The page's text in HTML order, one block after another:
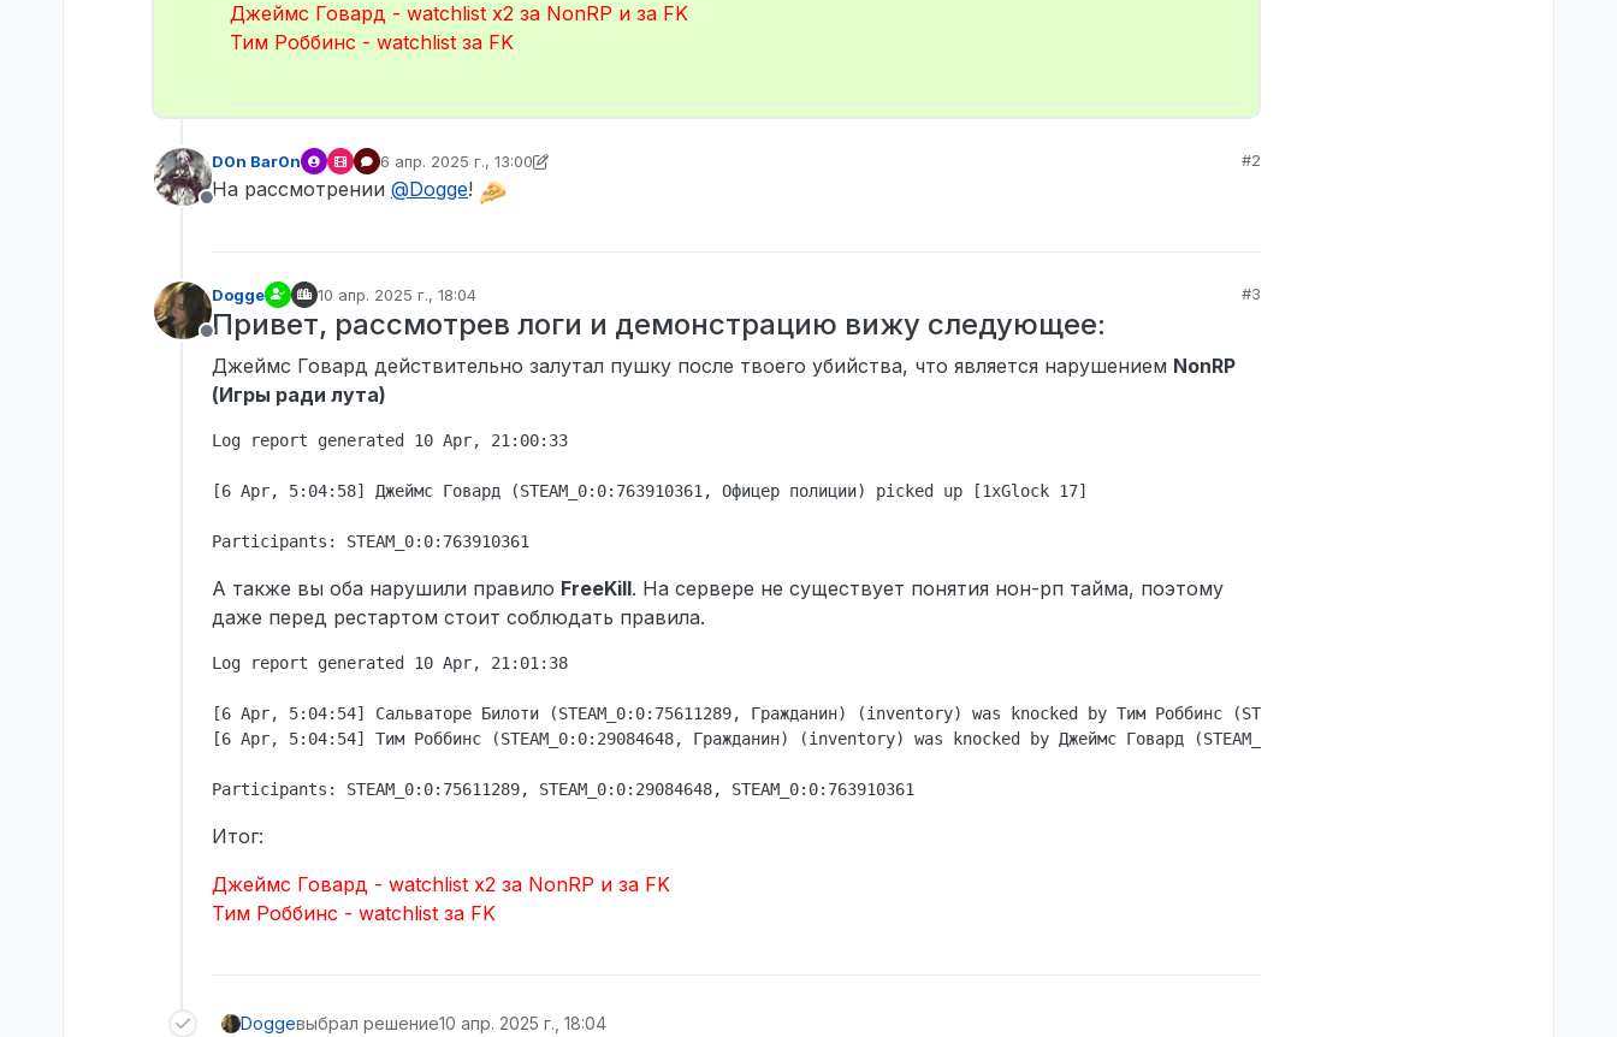
Джеймс Говард - watchlist x2 за NonRP и за FK
Тим Роббинс - watchlist за FK
Не в сети
D0n Bar0n 6 апр. 2025 г., 13:00
отредактировано D0n Bar0n
#2
На рассмотрении @Dogge!
Не в сети
Dogge 10 апр. 2025 г., 18:04
отредактировано
#3
Привет, рассмотрев логи и демонстрацию вижу следующее:
Джеймс Говард действительно залутал пушку после твоего убийства, что является нарушением NonRP
(Игры ради лута)
Log report generated 10 Apr, 21:00:33
[6 Apr, 5:04:58] Джеймс Говард (STEAM_0:0:763910361, Офицер полиции) picked up [1xGlock 17]
А также вы оба нарушили правило FreeKill. На сервере не существует понятия нон-рп тайма, поэтому
даже перед рестартом стоит соблюдать правила.
Log report generated 10 Apr, 21:01:38
[6 Apr, 5:04:54] Сальваторе Билоти (STEAM_0:0:75611289, Гражданин) (inventory) was knocked by Тим Роббинс (STEAM_0:0:29084648, Гражданин) with
[6 Apr, 5:04:54] Тим Роббинс (STEAM_0:0:29084648, Гражданин) (inventory) was knocked by Джеймс Говард (STEAM_0:0:763910361, Офицер полиции)
Итог:
Джеймс Говард - watchlist x2 за NonRP и за FK
Тим Роббинс - watchlist за FK
Doggeвыбрал решение10 апр. 2025 г., 18:04